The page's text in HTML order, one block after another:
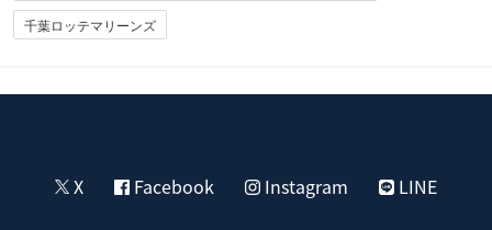
千葉ロッテマリーンズ
X Facebook Instagram LINE